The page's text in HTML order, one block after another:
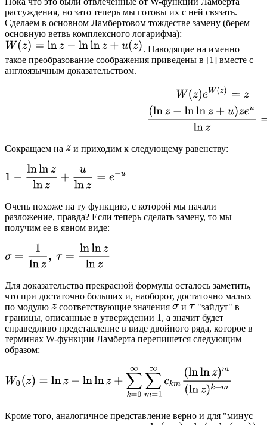
рассуждения, но зато теперь мы готовы их с ней связать.
Сделаем в основном Ламбертовом тождестве замену (берем
основную ветвь комплексного логарифма):
. Наводящие на именно
такое преобразование соображения приведены в [1] вместе с
англоязычным доказательством.
Сокращаем на и приходим к следующему равенству:
Очень похоже на ту функцию, с которой мы начали
разложение, правда? Если теперь сделать замену, то мы
получим ее в явном виде:
Для доказательства прекрасной формулы осталось заметить,
что при достаточно больших и, наоборот, достаточно малых
по модулю
соответствующие значения и
"зайдут" в
границы, описанные в утверждении 1, а значит будет
справедливо представление в виде двойного ряда, которое в
терминах W-функции Ламберта перепишется следующим
образом:
Кроме того, аналогичное представление верно и для "минус